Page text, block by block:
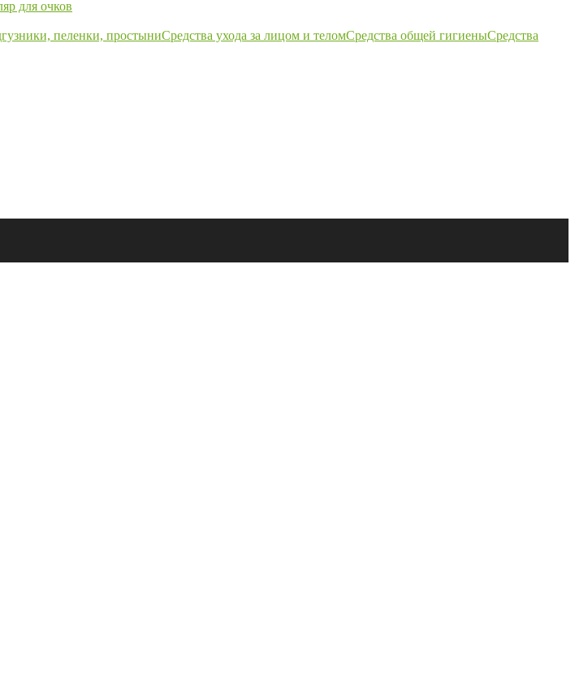
для очков
пеленки, простыниСредства ухода за лицом и теломСредства общей гигиеныСредства